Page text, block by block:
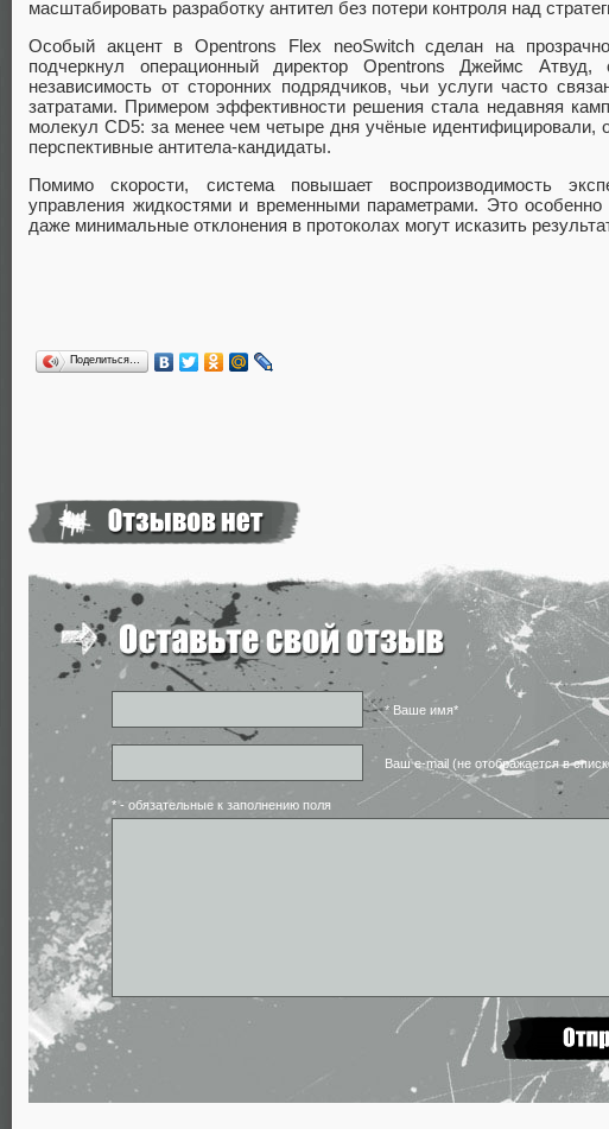
масштабировать разработку антител без потери контроля над
Особый акцент в Opentrons Flex neoSwitch сделан на
подчеркнул операционный директор Opentrons Джеймс Атвуд,
независимость от сторонних подрядчиков, чьи услуги часто
затратами. Примером эффективности решения стала недавняя
молекул CD5: за менее чем четыре дня учёные идентифицировали,
перспективные антитела-кандидаты.
Помимо скорости, система повышает воспроизводимость
управления жидкостями и временными параметрами. Это
даже минимальные отклонения в протоколах могут исказить
Поделиться…
* Ваше имя*
Ваш e-mail (не отображается в
* - обязательные к заполнению поля